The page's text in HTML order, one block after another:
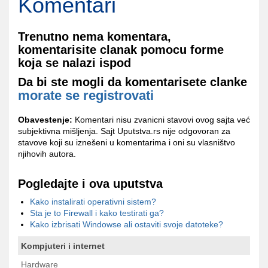
Komentari
Trenutno nema komentara,
komentarisite clanak pomocu forme
koja se nalazi ispod
Da bi ste mogli da komentarisete clanke
morate se registrovati
Obavestenje: Komentari nisu zvanicni stavovi ovog sajta već
subjektivna mišljenja. Sajt Uputstva.rs nije odgovoran za
stavove koji su iznešeni u komentarima i oni su vlasništvo
njihovih autora.
Pogledajte i ova uputstva
Kako instalirati operativni sistem?
Sta je to Firewall i kako testirati ga?
Kako izbrisati Windowse ali ostaviti svoje datoteke?
Kompjuteri i internet
Hardware